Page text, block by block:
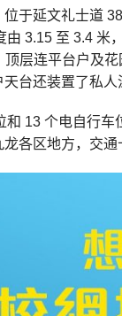
位于延文礼士道
3.15 至 3.4 米
层连平台户及
台还装置了私人
13 个电自行车
各区地方，交通